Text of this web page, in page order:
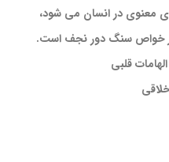
معنوی در انسان می شود،
خواص سنگ دور نجف است.
قلبی